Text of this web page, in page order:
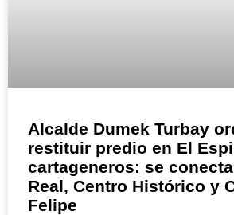
Alcalde Dumek Turbay
restituir predio en El
cartageneros: se
Real, Centro Histórico y
Felipe